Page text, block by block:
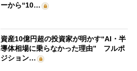
ーから“10…
資産10億円超の投資家が明かす“AI・半
導体相場に乗らなかった理由” フルポ
ジション…